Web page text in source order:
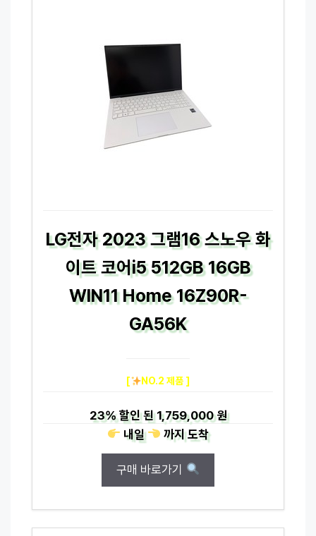
LG전자 2023 그램16 스노우 화
이트 코어i5 512GB 16GB
WIN11 Home 16Z90R-
GA56K
[ NO.2 제품 ]
23%할인 된1,759,000 원
내일
까지도착
구매 바로가기